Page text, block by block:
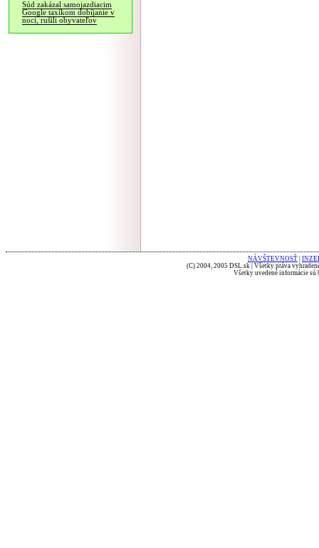
Súd zakázal samojazdiacim
Google taxíkom dobíjanie v
noci, rušili obyvateľov
NÁVŠTEVNOSŤ
(C) 2004, 2005 DSL.sk | Všetky práva
Všetky uvedené informácie sú